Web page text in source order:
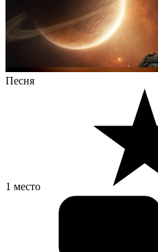
Песня
1 место